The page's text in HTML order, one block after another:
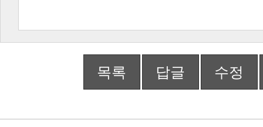
목록 답글 수정